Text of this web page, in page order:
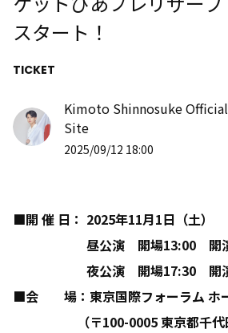
スタート！
TICKET
Kimoto Shinnosuke Official
Site
2025/09/12 18:00
■開 催 日： 2025年11月1日 （土）
昼公演 開場13:00 開
夜公演 開場17:30 開
■会 場：東京国際フォーラム ホ
（〒100-0005東京都千